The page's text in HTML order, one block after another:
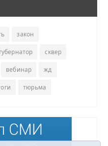
закон
губернатор сквер
вебинар жд
тюрьма